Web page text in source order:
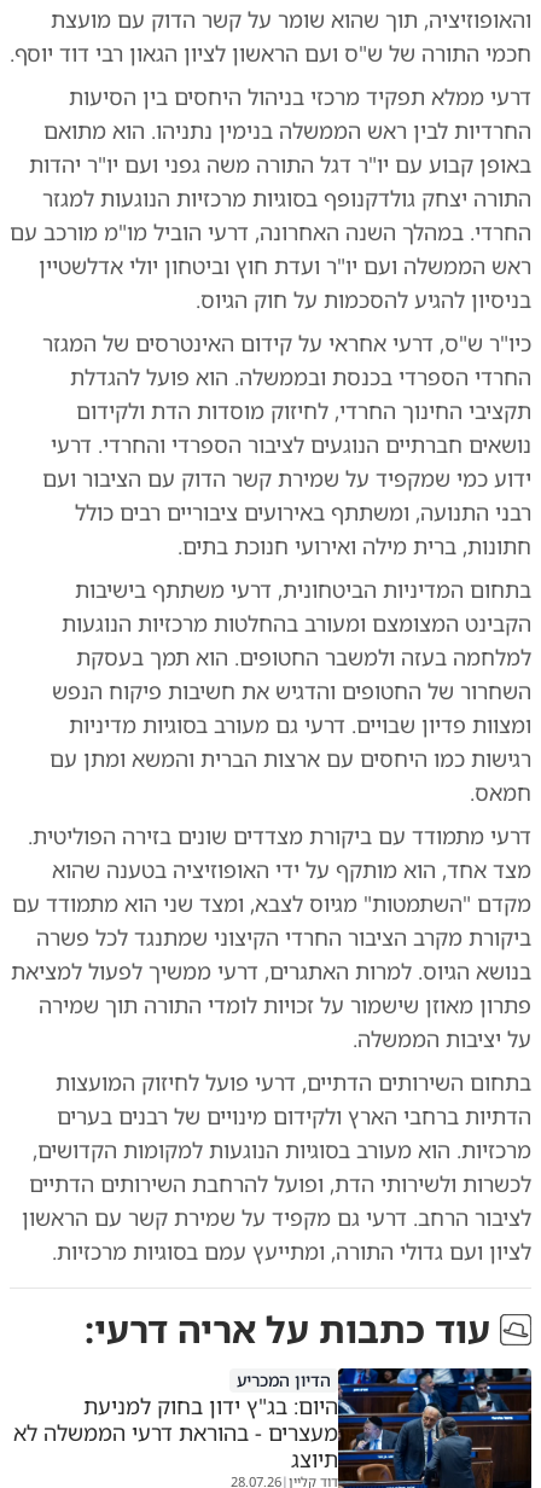
והאופוזיציה, תוך שהוא שומר על קשר הדוק עם מועצת
חכמי התורה של ש"ס ועם הראשון לציון הגאון רבי דוד יוסף.
דרעי ממלא תפקיד מרכזי בניהול היחסים בין הסיעות
החרדיות לבין ראש הממשלה בנימין נתניהו. הוא מתואם
באופן קבוע עם יו"ר דגל התורה משה גפני ועם יו"ר יהדות
התורה יצחק גולדקנופף בסוגיות מרכזיות הנוגעות למגזר
החרדי. במהלך השנה האחרונה, דרעי הוביל מו"מ מורכב עם
ראש הממשלה ועם יו"ר ועדת חוץ וביטחון יולי אדלשטיין
בניסיון להגיע להסכמות על חוק הגיוס.
כיו"ר ש"ס, דרעי אחראי על קידום האינטרסים של המגזר
החרדי הספרדי בכנסת ובממשלה. הוא פועל להגדלת
תקציבי החינוך החרדי, לחיזוק מוסדות הדת ולקידום
נושאים חברתיים הנוגעים לציבור הספרדי והחרדי. דרעי
ידוע כמי שמקפיד על שמירת קשר הדוק עם הציבור ועם
רבני התנועה, ומשתתף באירועים ציבוריים רבים כולל
חתונות, ברית מילה ואירועי חנוכת בתים.
בתחום המדיניות הביטחונית, דרעי משתתף בישיבות
הקבינט המצומצם ומעורב בהחלטות מרכזיות הנוגעות
למלחמה בעזה ולמשבר החטופים. הוא תמך בעסקת
השחרור של החטופים והדגיש את חשיבות פיקוח הנפש
ומצוות פדיון שבויים. דרעי גם מעורב בסוגיות מדיניות
רגישות כמו היחסים עם ארצות הברית והמשא ומתן עם
חמאס.
דרעי מתמודד עם ביקורת מצדדים שונים בזירה הפוליטית.
מצד אחד, הוא מותקף על ידי האופוזיציה בטענה שהוא
מקדם "השתמטות" מגיוס לצבא, ומצד שני הוא מתמודד עם
ביקורת מקרב הציבור החרדי הקיצוני שמתנגד לכל פשרה
בנושא הגיוס. למרות האתגרים, דרעי ממשיך לפעול למציאת
פתרון מאוזן שישמור על זכויות לומדי התורה תוך שמירה
על יציבות הממשלה.
בתחום השירותים הדתיים, דרעי פועל לחיזוק המועצות
הדתיות ברחבי הארץ ולקידום מינויים של רבנים בערים
מרכזיות. הוא מעורב בסוגיות הנוגעות למקומות הקדושים,
לכשרות ולשירותי הדת, ופועל להרחבת השירותים הדתיים
לציבור הרחב. דרעי גם מקפיד על שמירת קשר עם הראשון
לציון ועם גדולי התורה, ומתייעץ עמם בסוגיות מרכזיות.
עוד כתבות עלאריה דרעי:
הדיון המכריע
היום: בג"ץ ידון בחוק למניעת
מעצרים - בהוראת דרעי הממשלה לא
תיוצג
דוד קליין|
28.07.26